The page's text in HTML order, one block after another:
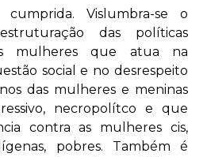
Vislumbra-se o
das políticas
mulheres que atua na
social e no desrespeito
das mulheres e meninas
necropolítco e que
contra as mulheres cis,
pobres. Também é